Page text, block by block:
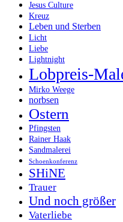
Jesus Culture
Kreuz
Leben und Sterben
Licht
Liebe
Lightnight
Lobpreis-
Mirko Weege
norbsen
Ostern
Pfingsten
Rainer Haak
Sandmalerei
Schoenkonferenz
SHiNE
Trauer
Und noch größer
Vaterliebe